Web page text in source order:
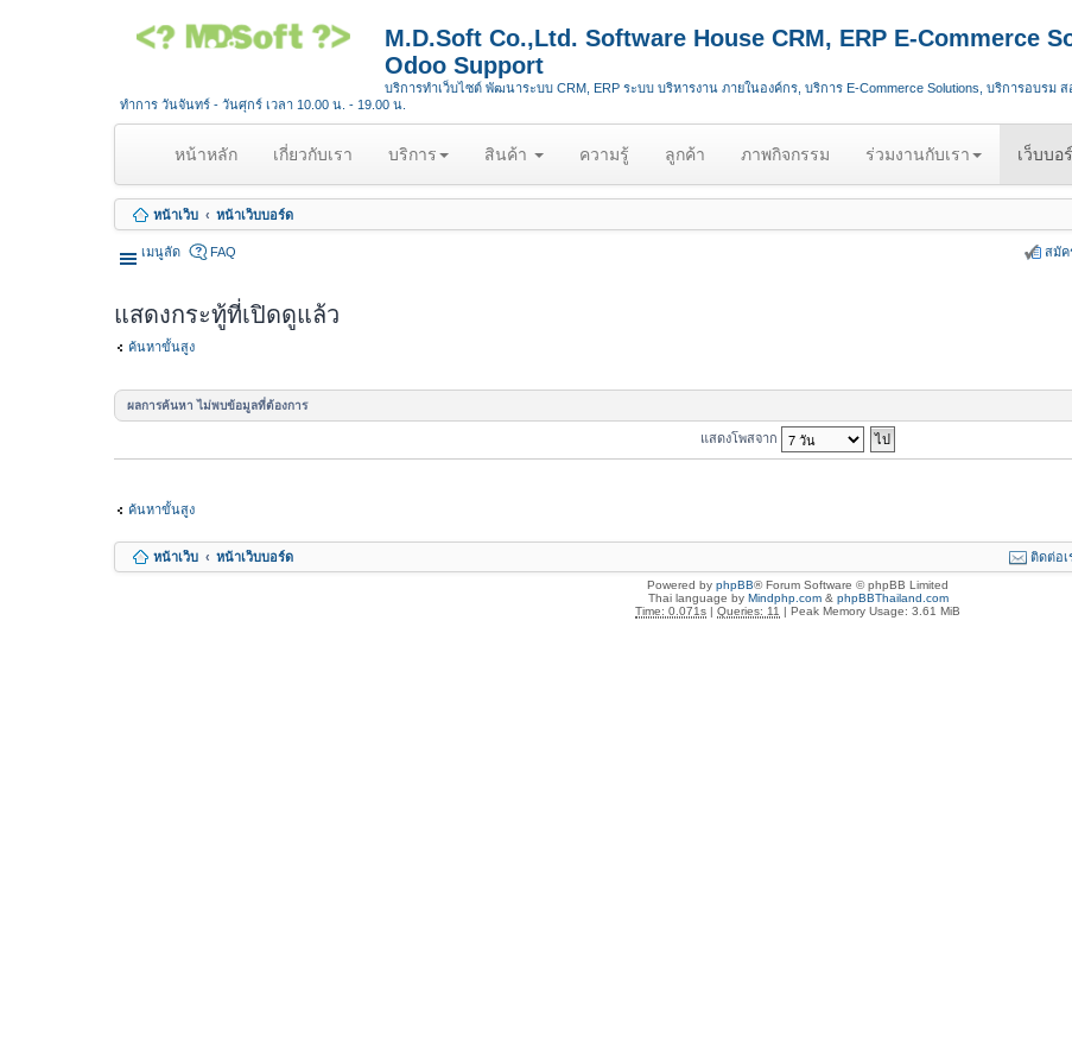
M.D.Soft Co.,Ltd. Software House CRM, ERP E-Commerce
Odoo Support
บริการทำเว็บไซต์ พัฒนาระบบ CRM, ERP ระบบ บริหารงาน ภายในองค์กร, บริการ E-Commerce Solutions, บริการอบรม ส
ทำการ วันจันทร์ - วันศุกร์ เวลา 10.00 น. - 19.00 น.
หน้าหลัก(
u
r
n
t
เกี่ยวกับเรา บริการ สินค้า ความรู้ ลูกค้า ภาพกิจกรรม ร่วมงานกับเรา เว็บบอ
หน้าเว็บ หน้าเว็บบอร์ด
เมนูลัด FAQ สมัค
แสดงกระทู้ที่เปิดดูแล้ว
ค้นหาขั้นสูง
ผลการค้นหา ไม่พบข้อมูลที่ต้องการ
แสดงโพสจาก
ค้นหาขั้นสูง
หน้าเว็บ หน้าเว็บบอร์ด ติดต่อเ
Powered by phpBB® Forum Software © phpBB Limited
Thai language by Mindphp.com& phpBBThailand.com
Time: 0.071s | Queries: 11 | Peak Memory Usage: 3.61 MiB